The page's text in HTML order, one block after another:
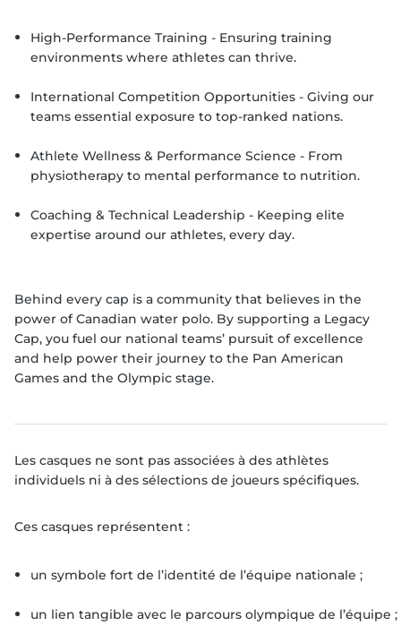
High-Performance Training - Ensuring training
environments where athletes can thrive.
International Competition Opportunities - Giving our
teams essential exposure to top-ranked nations.
Athlete Wellness & Performance Science - From
physiotherapy to mental performance to nutrition.
Coaching & Technical Leadership - Keeping elite
expertise around our athletes, every day.
Behind every cap is a community that believes in the
power of Canadian water polo. By supporting a Legacy
Cap, you fuel our national teams’ pursuit of excellence
and help power their journey to the Pan American
Games and the Olympic stage.
Les casques ne sont pas associées à des athlètes
individuels ni à des sélections de joueurs spécifiques.
Ces casques représentent :
un symbole fort de l’identité de l’équipe nationale ;
un lien tangible avec le parcours olympique de l’équipe ;